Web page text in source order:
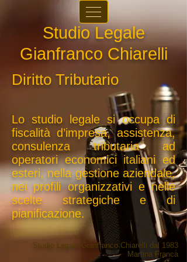
Studio Legale
Gianfranco Chiarelli
Diritto Tributario
Lo studio legale si occupa di
fiscalità d’impresa, assistenza,
consulenza tributaria ad
operatori economici italiani ed
esteri, nella gestione aziendale,
nei profili organizzativi e nelle
scelte strategiche e di
pianificazione.
Studio Legale Gianfranco Chiarelli dal 1983
Martina Franca